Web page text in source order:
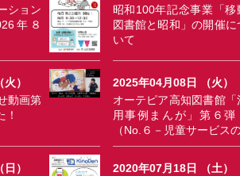
ション
年８
昭和100年記念事業「移
図書館と昭和」の開催に
いて
）
動画第
！
2025年04月08日 （火）
オーテピア高知図書館「
用事例まんが」第６弾
（No.６－児童サービス
）
2020年07月18日 （土）